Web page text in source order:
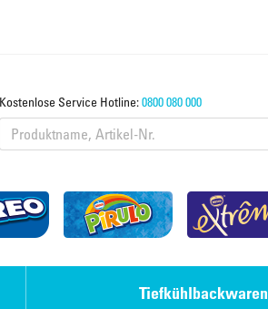
Kostenlose Service Hotline:0800 080 000
Tiefkühlbackwaren